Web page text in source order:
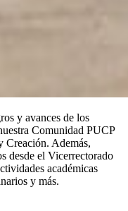
y avances de los
Comunidad PUCP
Creación. Además,
desde el Vicerrectorado
académicas
y más.